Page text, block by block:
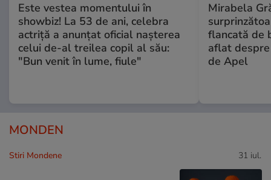
Este vestea momentului în
showbiz! La 53 de ani, celebra
actriță a anunțat oficial nașterea
celui de-al treilea copil al său:
"Bun venit în lume, fiule"
Mirabela
flancată de
aflat
de Apel
MONDEN
Stiri Mondene 31 iul.